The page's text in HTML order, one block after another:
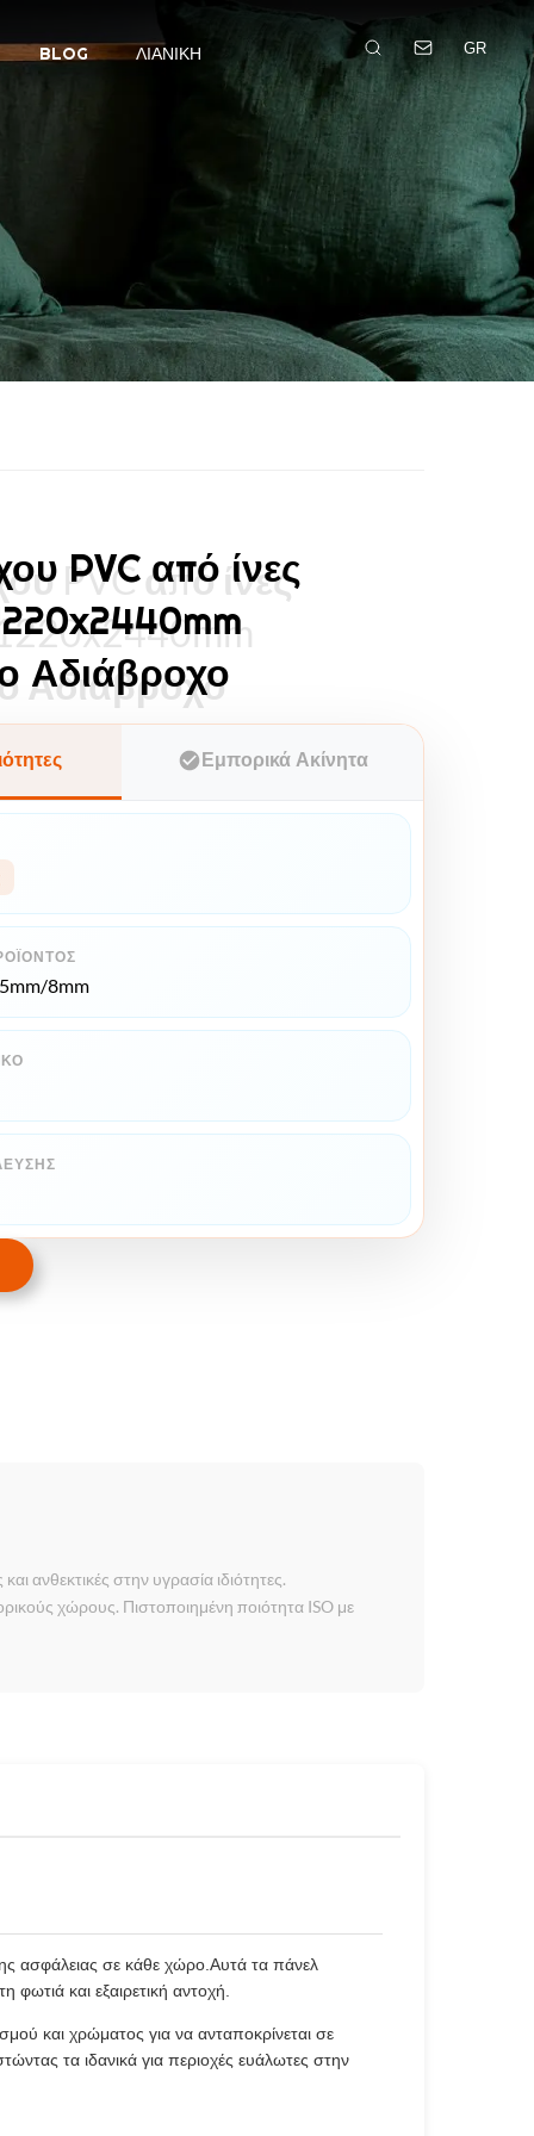
BLOG ΛΙΑΝΙΚΉ GR
PVC από ίνες
Αδιάβροχο
PVC από ίνες
Αδιάβροχο
Εμπορικά Ακίνητα
8mm
ανθεκτικές στην υγρασία ιδιότητες.
χώρους. Πιστοποιημένη ποιότητα ISO με
ασφάλειας σε κάθε χώρο.Αυτά τα πάνελ
και εξαιρετική αντοχή.
και χρώματος για να ανταποκρίνεται σε
τα ιδανικά για περιοχές ευάλωτες στην